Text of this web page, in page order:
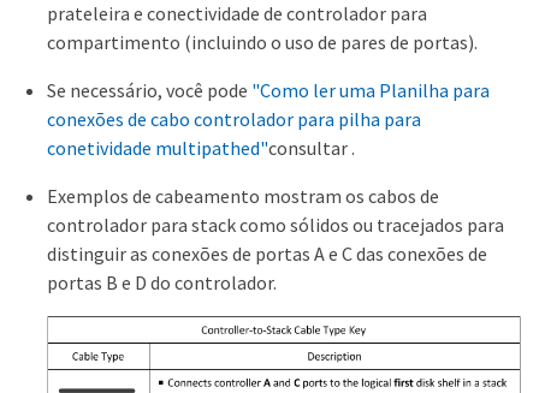
prateleira e conectividade de controlador para
compartimento (incluindo o uso de pares de portas).
Se necessário, você pode "Como ler uma Planilha para
conexões de cabo controlador para pilha para
conetividade multipathed"consultar .
Exemplos de cabeamento mostram os cabos de
controlador para stack como sólidos ou tracejados para
distinguir as conexões de portas A e C das conexões de
portas B e D do controlador.